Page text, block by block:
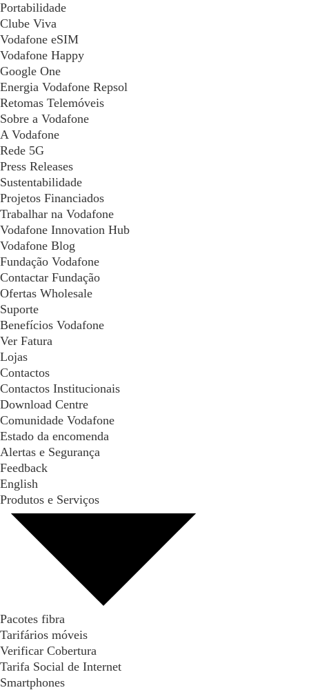
Portabilidade
Clube Viva
Vodafone eSIM
Vodafone Happy
Google One
Energia Vodafone Repsol
Retomas Telemóveis
Sobre a Vodafone
A Vodafone
Rede 5G
Press Releases
Sustentabilidade
Projetos Financiados
Trabalhar na Vodafone
Vodafone Innovation Hub
Vodafone Blog
Fundação Vodafone
Contactar Fundação
Ofertas Wholesale
Suporte
Benefícios Vodafone
Ver Fatura
Lojas
Contactos
Contactos Institucionais
Download Centre
Comunidade Vodafone
Estado da encomenda
Alertas e Segurança
Feedback
English
Produtos e Serviços
Pacotes fibra
Tarifários móveis
Verificar Cobertura
Tarifa Social de Internet
Smartphones